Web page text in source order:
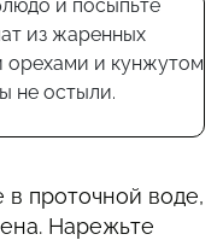
проточной воде,
Нарежьте